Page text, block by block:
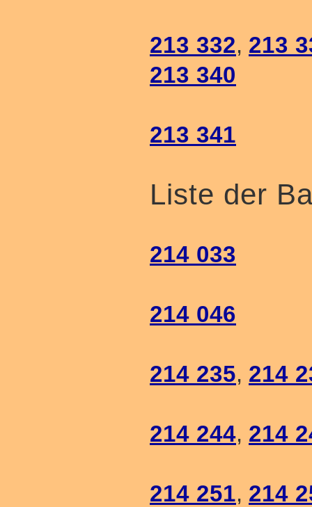
213 332, 213
213 340
213 341
Liste der
214 033
214 046
214 235, 214
214 244, 214
214 251, 214